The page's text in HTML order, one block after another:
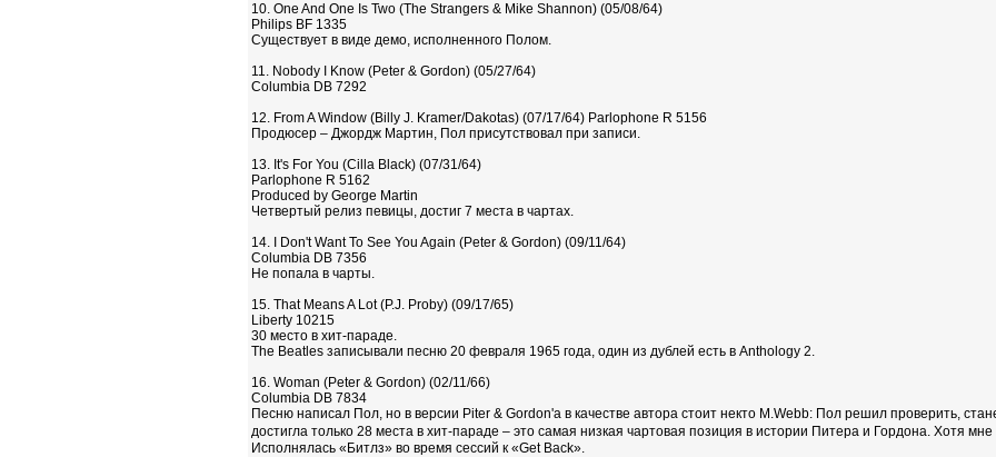
10. One And One Is Two (The Strangers & Mike Shannon) (05/08/64)
Philips BF 1335
Существует в виде демо, исполненного Полом.
11. Nobody I Know (Peter & Gordon) (05/27/64)
Columbia DB 7292
12. From A Window (Billy J. Kramer/Dakotas) (07/17/64) Parlophone R 5156
Продюсер – Джордж Мартин, Пол присутствовал при записи.
13. It's For You (Cilla Black) (07/31/64)
Parlophone R 5162
Produced by George Martin
Четвертый релиз певицы, достиг 7 места в чартах.
14. I Don't Want To See You Again (Peter & Gordon) (09/11/64)
Columbia DB 7356
Не попала в чарты.
15. That Means A Lot (P.J. Proby) (09/17/65)
Liberty 10215
30 место в хит-параде.
The Beatles записывали песню 20 февраля 1965 года, один из дублей есть в Anthology 2.
16. Woman (Peter & Gordon) (02/11/66)
Columbia DB 7834
Песню написал Пол, но в версии Piter & Gordon'а в качестве автора стоит некто M.Webb: Пол решил проверить,
достигла только 28 места в хит-параде – это самая низкая чартовая позиция в истории Питера и Гордона. Хотя
Исполнялась «Битлз» во время сессий к «Get Back».